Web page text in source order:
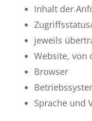
Inhalt der
jeweils
Website, von
Browser
Sprache und